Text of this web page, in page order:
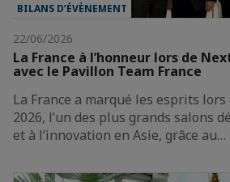
BILANS D’ÉVÈNEMENT
22/06/2026
La France à l’honneur lors de
avec le Pavillon Team France
La France a marqué les esprits lors
2026, l’un des plus grands salons
et à l’innovation en Asie, grâce au…